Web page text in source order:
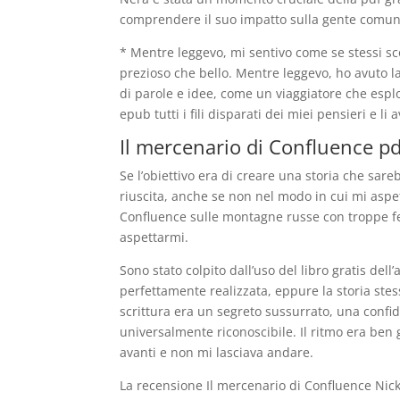
comprendere il suo impatto sulla gente
* Mentre leggevo, mi sentivo come se stessi
prezioso che bello. Mentre leggevo, ho avuto
di parole e idee, come un viaggiatore che
epub tutti i fili disparati dei miei pensieri e li
Il mercenario di Confluence
Se l’obiettivo era di creare una storia che
riuscita, anche se non nel modo in cui mi
Confluence sulle montagne russe con troppe
aspettarmi.
Sono stato colpito dall’uso del libro gratis
perfettamente realizzata, eppure la storia
scrittura era un segreto sussurrato, una
universalmente riconoscibile. Il ritmo era
avanti e non mi lasciava andare.
La recensione Il mercenario di Confluence